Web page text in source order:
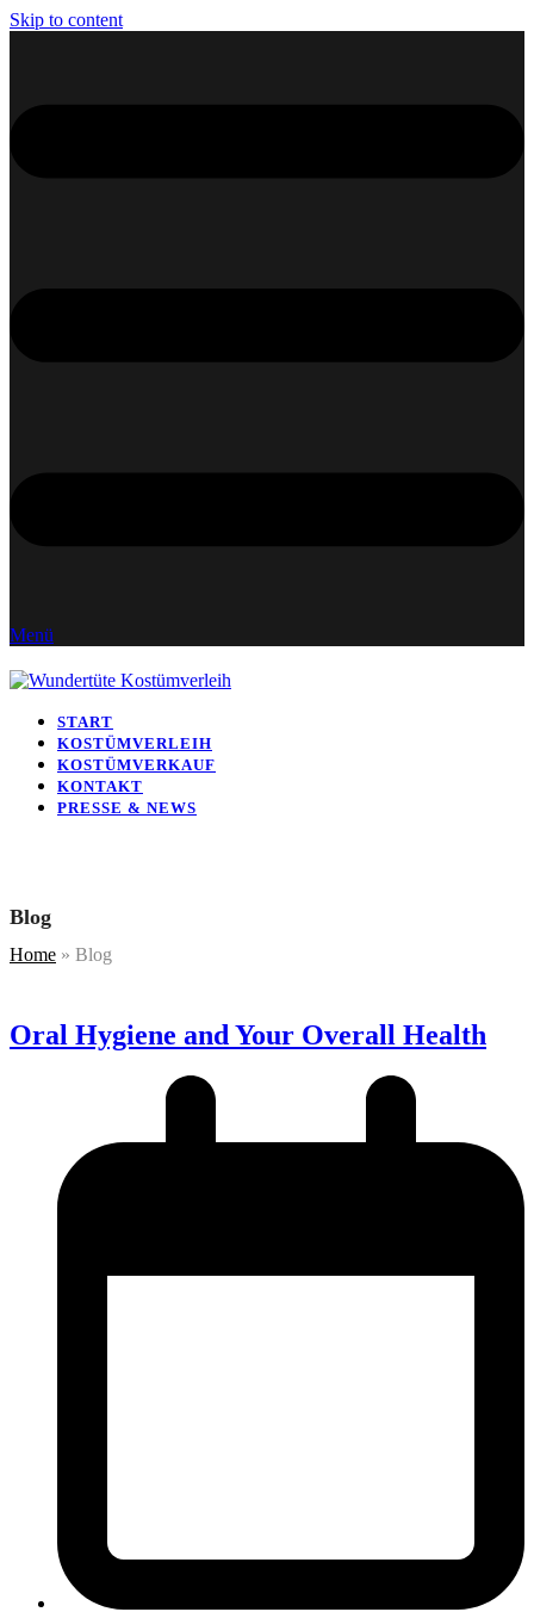
Skip to content
Menü
START
KOSTÜMVERLEIH
KOSTÜMVERKAUF
KONTAKT
PRESSE & NEWS
Blog
Home » Blog
Oral Hygiene and Your Overall Health